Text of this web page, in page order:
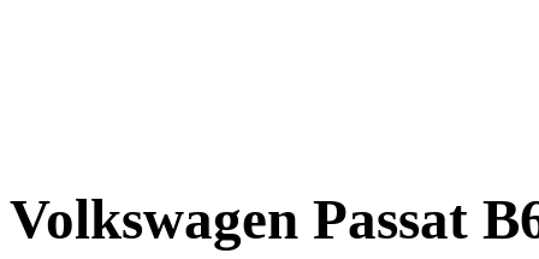
Volkswagen Passat